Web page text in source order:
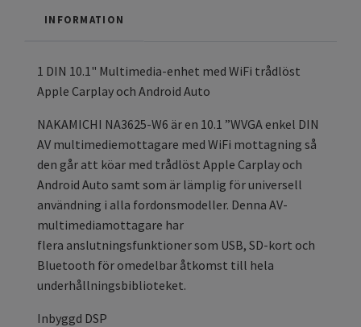
INFORMATION
1 DIN 10.1" Multimedia-enhet med WiFi trådlöst
Apple Carplay och Android Auto
NAKAMICHI NA3625-W6 är en 10.1 ”WVGA enkel DIN
AV multimediemottagare med WiFi mottagning så
den går att köar med trådlöst Apple Carplay och
Android Auto samt som är lämplig för universell
användning i alla fordonsmodeller. Denna AV-
multimediamottagare har
flera anslutningsfunktionersom USB, SD-kort och
Bluetooth för omedelbar åtkomst till hela
underhållningsbiblioteket.
Inbyggd DSP